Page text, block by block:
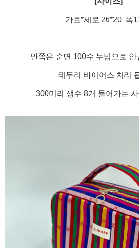
가로*세로 26*20 폭
안쪽은 순면 100수 누빔으로 안
테두리 바이어스 처리
300미리 생수 8개 들어가는